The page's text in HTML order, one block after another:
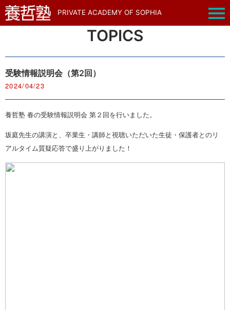
PRIVATE ACADEMY OF SOPHIA
TOPICS
受験情報説明会（第2回）
2024/04/23
養哲塾 春の受験情報説明会 第２回を行いました。
坂庭先生の講演と、卒業生・講師と視聴いただいた生徒・保護者とのリ
アルタイム質疑応答で盛り上がりました！